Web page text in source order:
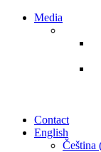
Media
Contact
English
Čeština